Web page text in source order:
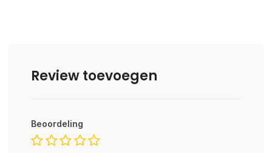
Review toevoegen
Beoordeling